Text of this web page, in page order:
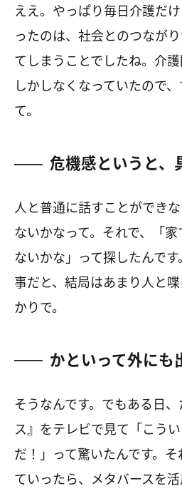
ええ。やっぱり毎日介護だ
ったのは、社会とのつなが
てしまうことでしたね。介
しかしなくなっていたので
て。
危機感というと、
人と普通に話すことができ
ないかなって。それで、「
ないかな」って探したんで
事だと、結局はあまり人と
かりで。
かといって外にも
そうなんです。でもある日
ス』をテレビで見て「こう
だ！」って驚いたんです。
ていったら、メタバースを